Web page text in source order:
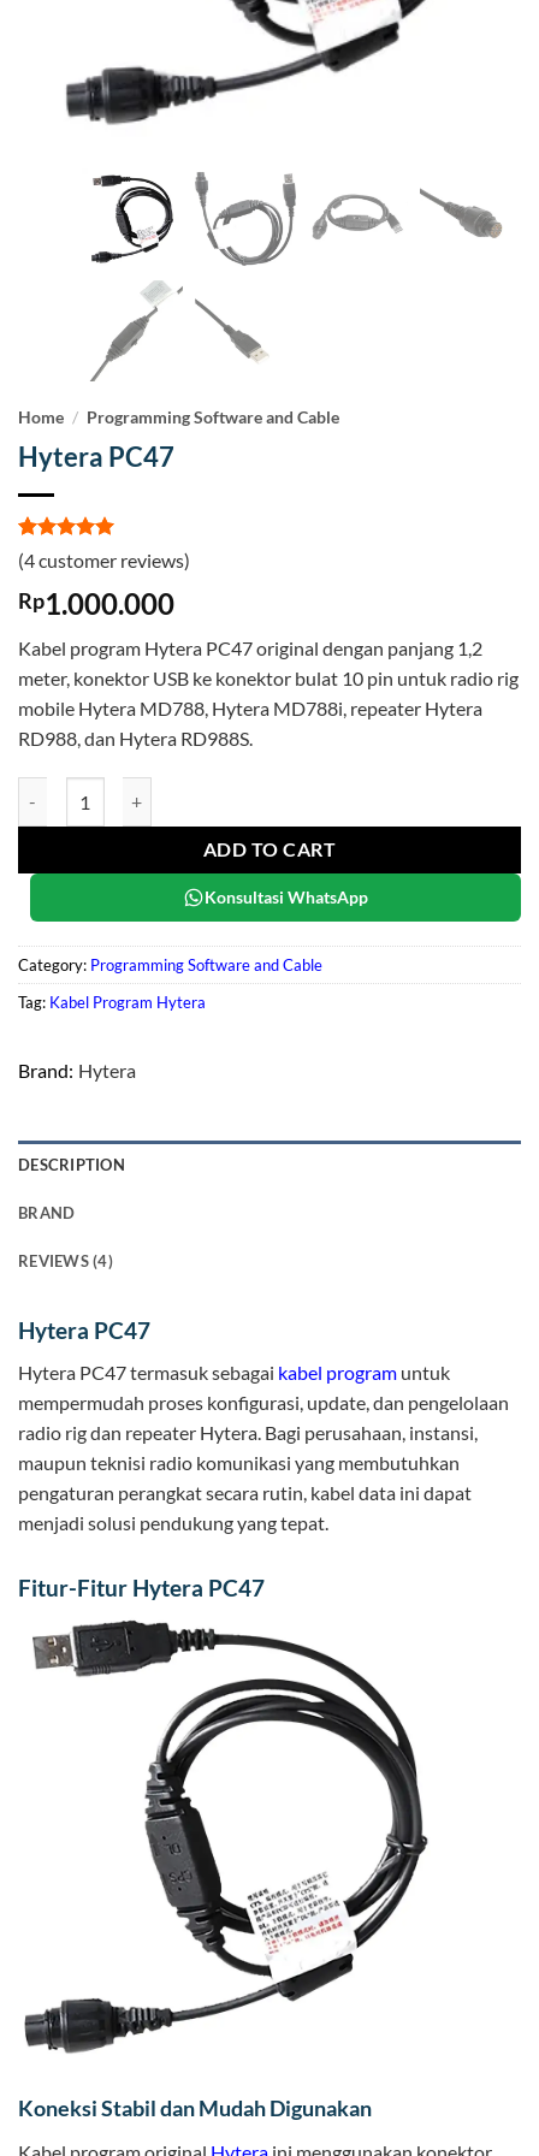
Home / Programming Software and Cable
Hytera PC47
Rated5
out of 5
based on
4
customer
(4customer reviews)
Rp1.000.000
Kabel program Hytera PC47 original dengan panjang 1,2
meter, konektor USB ke konektor bulat 10 pin untuk radio rig
mobile Hytera MD788, Hytera MD788i, repeater Hytera
RD988, dan Hytera RD988S.
ADD TO CART
Konsultasi WhatsApp
Category: Programming Software and Cable
Tag: Kabel Program Hytera
Brand: Hytera
DESCRIPTION
BRAND
REVIEWS (4)
Hytera PC47
Hytera PC47 termasuk sebagai kabel program untuk
mempermudah proses konfigurasi, update, dan pengelolaan
radio rig dan repeater Hytera. Bagi perusahaan, instansi,
maupun teknisi radio komunikasi yang membutuhkan
pengaturan perangkat secara rutin, kabel data ini dapat
menjadi solusi pendukung yang tepat.
Fitur-Fitur Hytera PC47
Koneksi Stabil dan Mudah Digunakan